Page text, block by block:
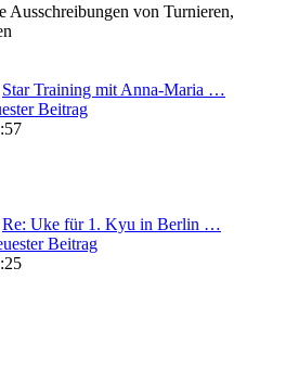
Ausschreibungen von Turnieren,
Star Training mit Anna-Maria …
Beitrag
Re: Uke für 1. Kyu in Berlin …
Beitrag